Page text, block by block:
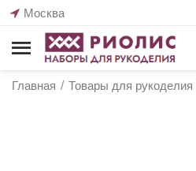
Москва
Главная / Товары для рукоделия